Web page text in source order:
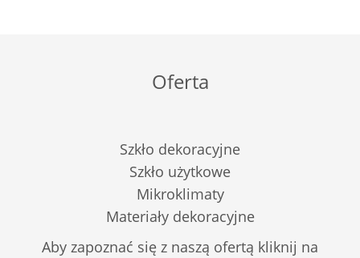
Oferta
Szkło dekoracyjne
Szkło użytkowe
Mikroklimaty
Materiały dekoracyjne
Aby zapoznać się z naszą ofertą kliknij na